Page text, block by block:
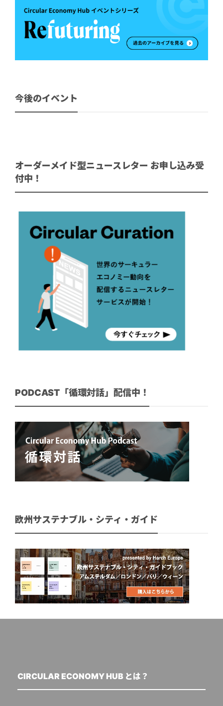
今後のイベント
オーダーメイド型ニュースレター お申し込み受
付中！
PODCAST「循環対話」配信中！
欧州サステナブル・シティ・ガイド
CIRCULAR ECONOMY HUB とは？